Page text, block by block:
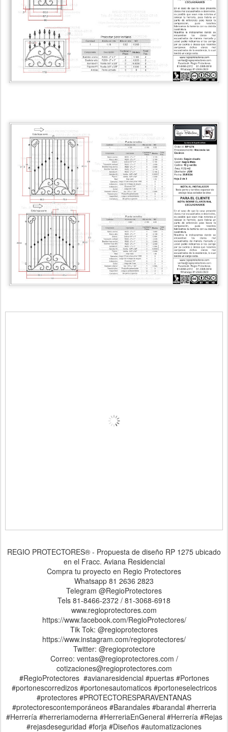
REGIO PROTECTORES® - Propuesta de diseño RP 1275 ubicado
en el Fracc. Aviana Residencial
Compra tu proyecto en Regio Protectores
Whatsapp 81 2636 2823
Telegram @RegioProtectores
Tels 81-8466-2372 / 81-3068-6918
www.regioprotectores.com
https://www.facebook.com/RegioProtectores/
Tik Tok: @regioprotectores
https://www.instagram.com/regioprotectores/
Twitter: @regioprotectore
Correo: ventas@regioprotectores.com /
cotizaciones@regioprotectores.com
#RegioProtectores #avianaresidencial #puertas #Portones
#portonescorredizos #portonesautomaticos #portoneselectricos
#protectores #PROTECTORESPARAVENTANAS
#protectorescontemporáneos #Barandales #barandal #herreria
#Herrería #herreriamoderna #HerreriaEnGeneral #Herrería #Rejas
#rejasdeseguridad #forja #Diseños #automatizaciones